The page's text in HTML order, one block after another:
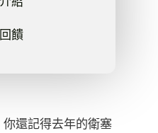
還記得去年的衛塞
饋